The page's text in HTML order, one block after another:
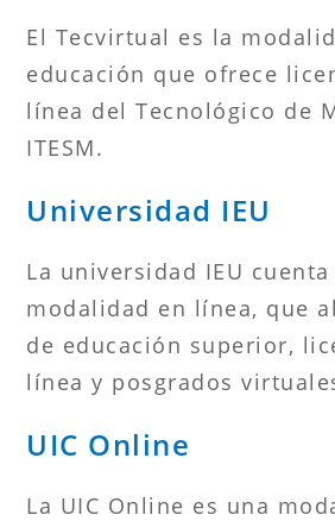
El Tecvirtual es la
educación que ofrece
línea del Tecnológico de
ITESM.
Universidad IEU
La universidad IEU cuenta
modalidad en línea, que
de educación superior,
línea y posgrados
UIC Online
La UIC Online es una